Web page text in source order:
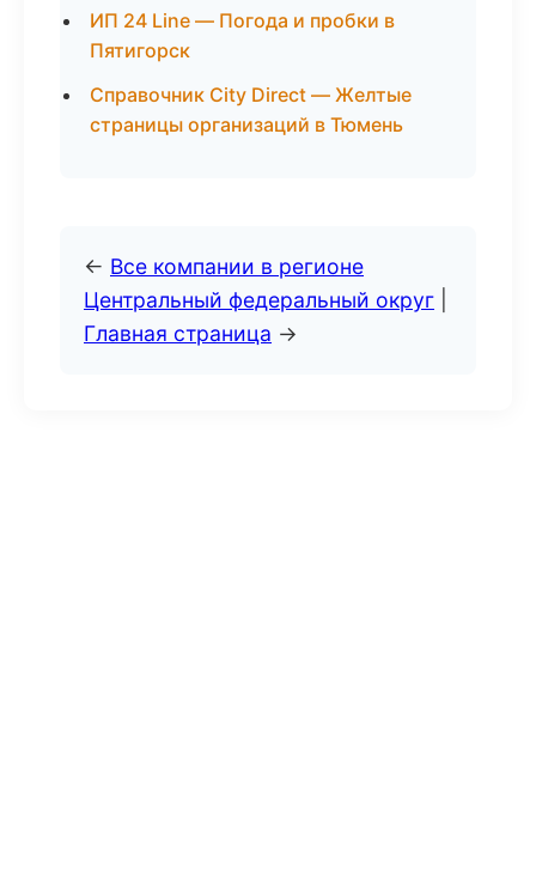
ИП 24 Line — Погода и пробки в
Пятигорск
Справочник City Direct — Желтые
страницы организаций в Тюмень
← Все компании в регионе
Центральный федеральный округ
Главная страница →